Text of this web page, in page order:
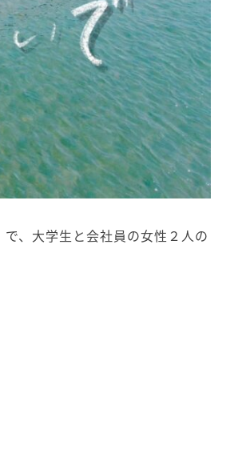
、大学生と会社員の女性２人の